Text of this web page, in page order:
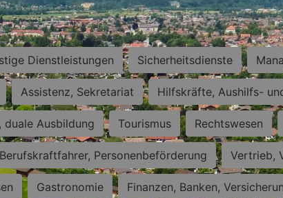
Dienstleistungen Sicherheitsdienste
Assistenz, Sekretariat Hilfskräfte, Aushilfs-
duale Ausbildung Tourismus Rechtswesen
Berufskraftfahrer, Personenbeförderung Vertrieb,
Gastronomie Finanzen, Banken,